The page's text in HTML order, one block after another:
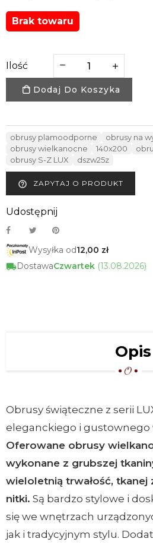
Brak towaru
Ilość
Dodaj Do Koszyka
obrusy plamoodporne
obrusy na
obrusy wielkanocne
140x200
obrusy S-Z LUX
dszw25z
help_outline ZAPYTAJ O PRODUKT
Udostępnij
Wysyłka od12,00 zł
DostawaCzwartek (13.08.2026)
Opis
Obrusy świąteczne z serii
eleganckiego i gustownego
Oferowane obrusy
wykonane z grubszej
wieloletnią trwałość, tkanej
nitki. Są bardzo stylowe i
się we wnętrzach
jak i tradycyjnym stylu.